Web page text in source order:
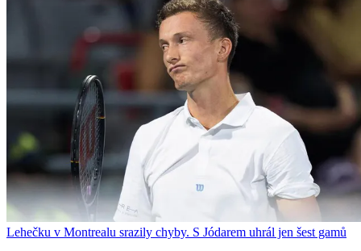
Lehečku v Montrealu srazily chyby. S Jódarem uhrál jen šest gamů